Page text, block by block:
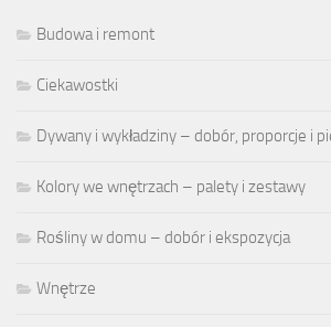
Budowa i remont
Ciekawostki
Dywany i wykładziny – dobór, proporcje i
Kolory we wnętrzach – palety i zestawy
Rośliny w domu – dobór i ekspozycja
Wnętrze